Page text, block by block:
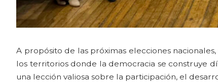
A propósito de las próximas elecciones
los territorios donde la democracia se construye
una lección valiosa sobre la participación, el